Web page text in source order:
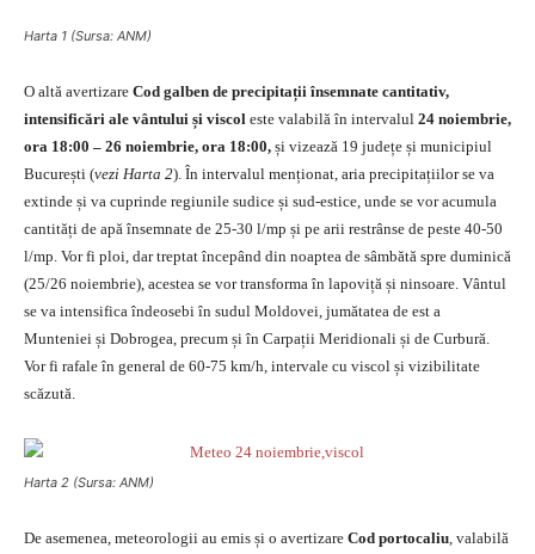
Harta 1 (Sursa: ANM)
O altă avertizare Cod galben de precipitații însemnate cantitativ,
intensificări ale vântului și viscol este valabilă în intervalul 24 noiembrie,
ora 18:00 – 26 noiembrie, ora 18:00, și vizează 19 județe și municipiul
București (vezi Harta 2). În intervalul menționat, aria precipitațiilor se va
extinde și va cuprinde regiunile sudice și sud-estice, unde se vor acumula
cantități de apă însemnate de 25-30 l/mp și pe arii restrânse de peste 40-50
l/mp. Vor fi ploi, dar treptat începând din noaptea de sâmbătă spre duminică
(25/26 noiembrie), acestea se vor transforma în lapoviță și ninsoare. Vântul
se va intensifica îndeosebi în sudul Moldovei, jumătatea de est a
Munteniei și Dobrogea, precum și în Carpații Meridionali și de Curbură.
Vor fi rafale în general de 60-75 km/h, intervale cu viscol și vizibilitate
scăzută.
Harta 2 (Sursa: ANM)
De asemenea, meteorologii au emis și o avertizare Cod portocaliu , valabilă